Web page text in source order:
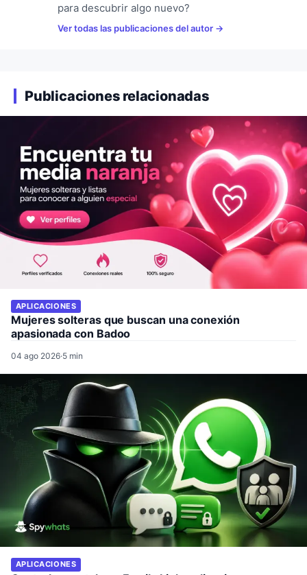
para descubrir algo nuevo?
Ver todas las publicaciones del autor
Publicaciones relacionadas
APLICACIONES
Mujeres solteras que buscan una conexión
apasionada con Badoo
04 ago 2026·5 min
APLICACIONES